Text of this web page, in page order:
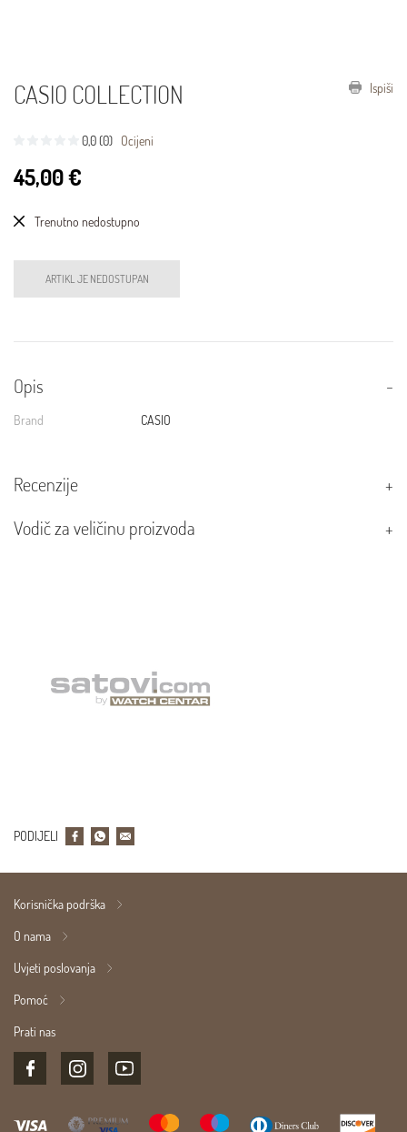
Ispiši
CASIO COLLECTION
0,0 (0) Ocijeni
45,00 €
Trenutno nedostupno
ARTIKL JE NEDOSTUPAN
Opis
Brand CASIO
Recenzije
Vodič za veličinu proizvoda
PODIJELI
Korisnička podrška
O nama
Uvjeti poslovanja
Pomoć
Prati nas